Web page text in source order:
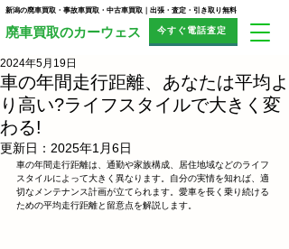
今すぐ電話査定
​廃車買取のカーウェス
新潟の廃車買取・事故車買取・中古車買取｜出張・査定・引き取り無料
車の年間走行距離、あなたは平均よ
り高い?ライフスタイルで大きく変
わる!
2024年5月19日
更新日： 2025年1月6日
車の年間走行距離は、通勤や家族構成、居住地域などのライフ
スタイルによって大きく異なります。自分の実情を知れば、適
切なメンテナンス計画が立てられます。愛車を長く乗り続ける
ための平均走行距離と留意点を解説します。